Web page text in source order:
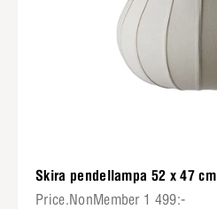
Skira pendellampa 52 x 47 cm
Price.NonMember 1 499:-